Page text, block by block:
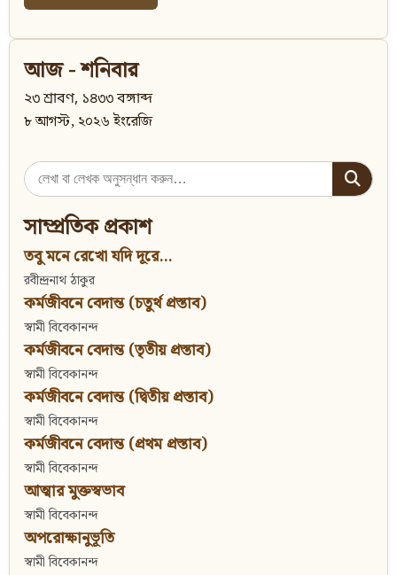
আজ - শনিবার
২৩ শ্রাবণ, ১৪৩৩ বঙ্গাব্দ
৮ আগস্ট, ২০২৬ ইংরেজি
Search
for:
সাম্প্রতিক প্রকাশ
তবু মনে রেখো যদি দূরে...
রবীন্দ্রনাথ ঠাকুর
কর্মজীবনে বেদান্ত (চতুর্থ প্রস্তাব)
স্বামী বিবেকানন্দ
কর্মজীবনে বেদান্ত (তৃতীয় প্রস্তাব)
স্বামী বিবেকানন্দ
কর্মজীবনে বেদান্ত (দ্বিতীয় প্রস্তাব)
স্বামী বিবেকানন্দ
কর্মজীবনে বেদান্ত (প্রথম প্রস্তাব)
স্বামী বিবেকানন্দ
আত্মার মুক্তস্বভাব
স্বামী বিবেকানন্দ
অপরোক্ষানুভূতি
স্বামী বিবেকানন্দ